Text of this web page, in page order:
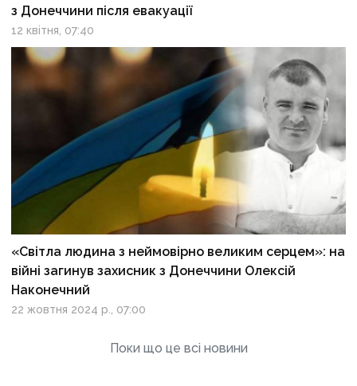
з Донеччини після евакуації
12 квітня, 07:40
«Світла людина з неймовірно великим серцем»: на
війні загинув захисник з Донеччини Олексій
Наконечний
22 жовтня 2024 р., 07:00
Поки що це всі новини